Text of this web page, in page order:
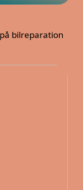
bilreparation